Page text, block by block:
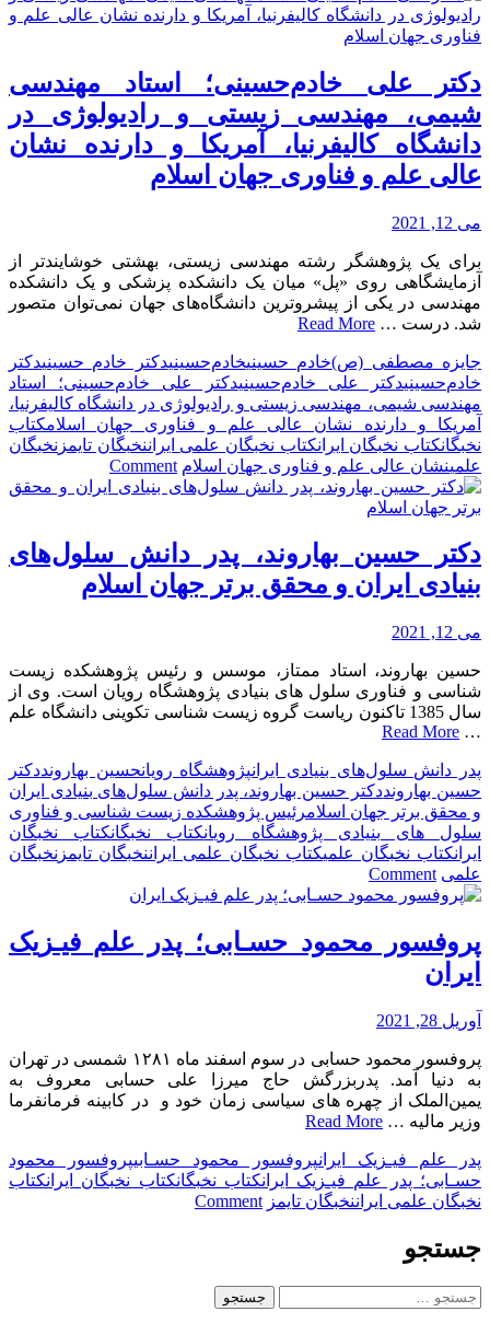
دکتر علی خادم‌حسینی؛ استاد مهندسی
شیمی، مهندسی زیستی و رادیولوژی در
دانشگاه کالیفرنیا، آمریکا و دارنده نشان
عالی علم و فناوری جهان اسلام
می 12, 2021
برای یک پژوهشگر رشته مهندسی زیستی، بهشتی خوشایندتر از
آزمایشگاهی روی «پل» میان یک دانشکده پزشکی و یک دانشکده
مهندسی در یکی از پیشروترین دانشگاه‌های جهان نمی‌توان متصور
شد. درست … Read More
جایزه مصطفی (ص)خادم‌ حسینیخادم‌حسینیدکتر خادم‌ حسینیدکتر
خادم‌حسینیدکتر علی خادم‌حسینیدکتر علی خادم‌حسینی؛ استاد
مهندسی شیمی، مهندسی زیستی و رادیولوژی در دانشگاه کالیفرنیا،
آمریکا و دارنده نشان عالی علم و فناوری جهان اسلامکتاب
نخبگانکتاب نخبگان ایرانکتاب نخبگان علمی ایراننخبگان تایمز نخبگان
علمینشان عالی علم و فناوری جهان اسلام Comment
on
دکتر
استاد
مهندسی
شیمی،
رادیولوژی
در
دانشگاه
و
دارنده
نشان
عالی
علم
اسلام
دکتر حسین بهاروند، پدر دانش سلول‌های
بنیادی ایران و محقق برتر جهان اسلام
می 12, 2021
حسین بهاروند، استاد ممتاز، موسس و رئیس پژوهشکده زیست
شناسی و فناوری سلول های بنیادی پژوهشگاه رویان است. وی از
سال 1385 تاکنون ریاست گروه زیست شناسی تکوینی دانشگاه علم
…
Read More
پدر دانش سلول‌های بنیادی ایرانپژوهشگاه رویانحسین بهارونددکتر
حسین بهارونددکتر حسین بهاروند، پدر دانش سلول‌های بنیادی ایران
و محقق برتر جهان اسلامرئیس پژوهشکده زیست شناسی و فناوری
سلول های بنیادی پژوهشگاه رویانکتاب نخبگانکتاب نخبگان
ایرانکتاب نخبگان علمیکتاب نخبگان علمی ایراننخبگان تایمز نخبگان
علمی Comment
on
دکتر
پدر
و
محقق
برتر
جهان
پروفسور محمود حسـابی؛ پدر علم فیـزیک
ایران
آوریل 28, 2021
پروفسور محمود حسابی در سوم اسفند ماه ۱۲۸۱ شمسی در تهران
به دنیا آمد. پدربزرگش حاج میرزا علی حسابی معروف به
یمین‌الملک از چهره های سیاسی زمان خود و در کابینه فرمانفرما
وزیر مالیه … Read More
پدر علم فیـزیک ایرانپروفسور محمود حسـابیپروفسور محمود
حسـابی؛ پدر علم فیـزیک ایرانکتاب نخبگانکتاب نخبگان ایرانکتاب
نخبگان علمی ایراننخبگان تایمز Comment
on
جستجو
جستجو